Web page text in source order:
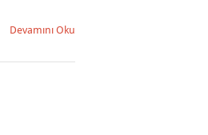
Devamını Oku